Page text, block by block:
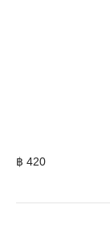
฿ 420